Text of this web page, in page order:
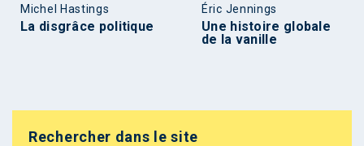
Michel Hastings
La disgrâce politique
Éric Jennings
Une histoire globale
de la vanille
Rechercher dans le site